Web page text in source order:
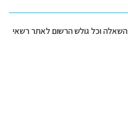
השאלה וכל גולש הרשום לאתר רשאי